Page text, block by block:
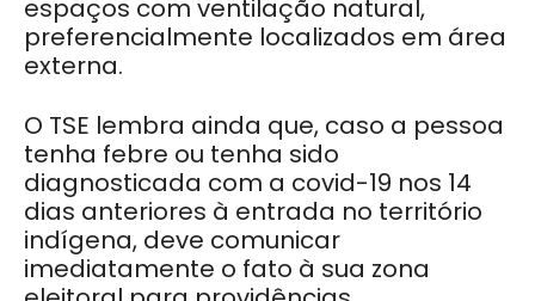
espaços com ventilação natural,
preferencialmente localizados em área
externa.
O TSE lembra ainda que, caso a pessoa
tenha febre ou tenha sido
diagnosticada com a covid-19 nos 14
dias anteriores à entrada no território
indígena, deve comunicar
imediatamente o fato à sua zona